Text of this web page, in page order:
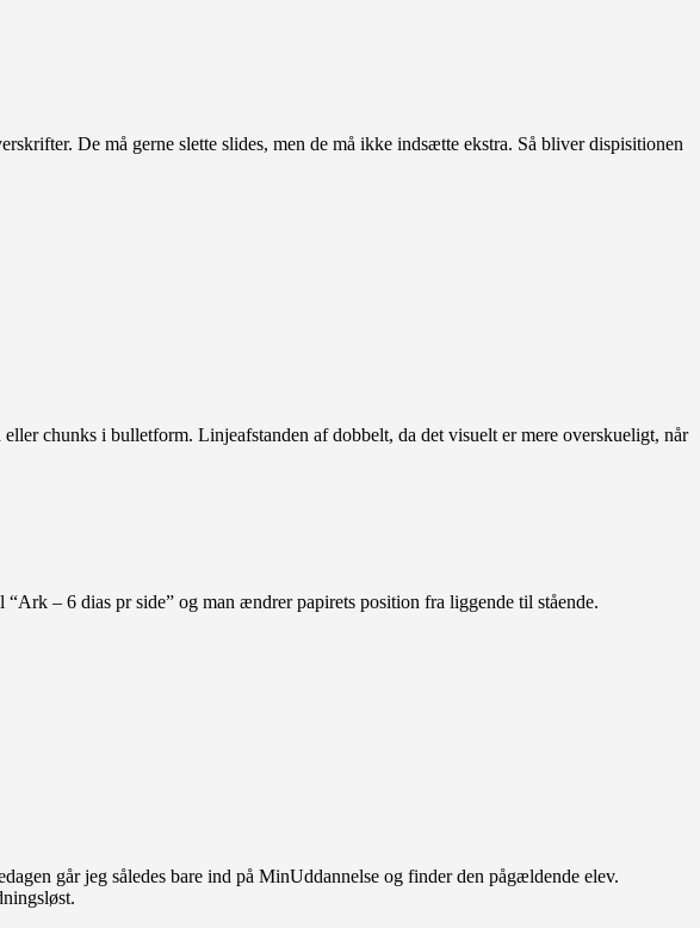
De må gerne slette slides, men de må ikke indsætte ekstra. Så bliver dispisitionen
chunks i bulletform. Linjeafstanden af dobbelt, da det visuelt er mere overskueligt, når
– 6 dias pr side” og man ændrer papirets position fra liggende til stående.
går jeg således bare ind på MinUddannelse og finder den pågældende elev.